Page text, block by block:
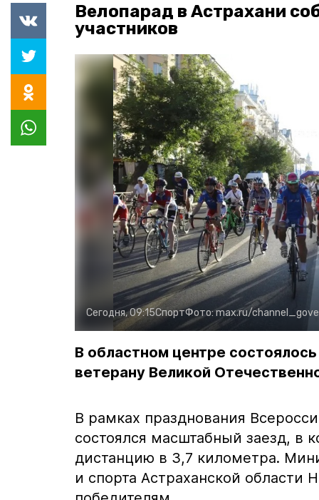
Велопарад в Астрахани
участников
Сегодня, 09:15СпортФото:max.ru/
В областном центре
ветерану Великой
В рамках празднования
состоялся масштабный заезд, в
дистанцию в 3,7 километра.
и спорта Астраханской